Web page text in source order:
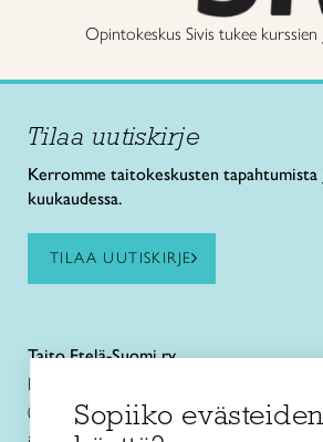
Opintokeskus Sivis tukee kurssien
Tilaa uutiskirje
Kerromme taitokeskusten tapahtumista
kuukaudessa.
TILAA UUTISKIRJE
Taito Etelä-Suomi ry
Eteläesplanadi 4
00130 Helsinki
Sopiiko evästeiden